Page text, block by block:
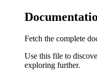
Fetch the complete
Use this file to
exploring further.